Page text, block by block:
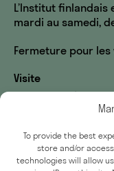
To provide the best
store and/or
technologies will allow
L’Institut finlandais
mardi au samedi,
Fermeture pour les
Visite
33, rue du
Accessibilité